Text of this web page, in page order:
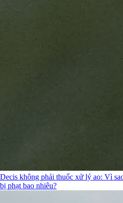
Decis không phải thuốc xử lý ao: Vì
bị phạt bao nhiêu?